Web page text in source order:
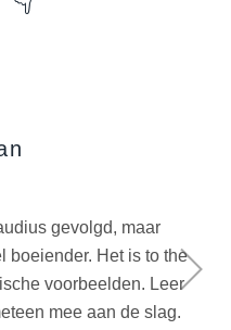
gevolgd, maar
boeiender. Het is to the
voorbeelden. Leer
mee aan de slag.